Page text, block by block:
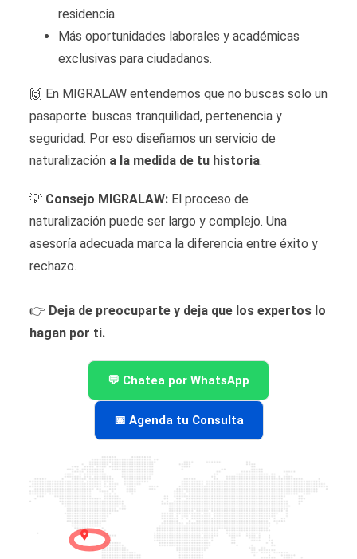
residencia.
Más oportunidades laborales y académicas
exclusivas para ciudadanos.
🙌 En MIGRALAW entendemos que no buscas solo un
pasaporte: buscas tranquilidad, pertenencia y
seguridad. Por eso diseñamos un servicio de
naturalización a la medida de tu historia.
💡 Consejo MIGRALAW: El proceso de
naturalización puede ser largo y complejo. Una
asesoría adecuada marca la diferencia entre éxito y
rechazo.
👉 Deja de preocuparte y deja que los expertos lo
hagan por ti.
💬 Chatea por WhatsApp
📅 Agenda tu Consulta